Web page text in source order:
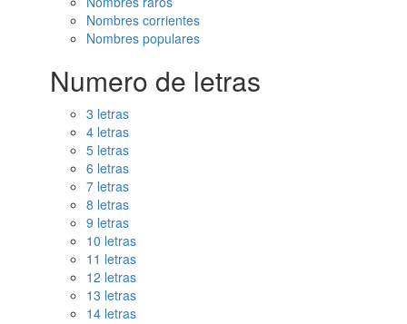
Nombres corrientes
Nombres populares
Numero de letras
3 letras
4 letras
5 letras
6 letras
7 letras
8 letras
9 letras
10 letras
11 letras
12 letras
13 letras
14 letras